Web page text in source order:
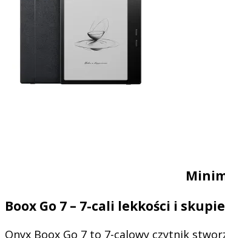
Boox Go 7 – 7-cali lekkości i
Onyx Boox Go 7 to 7-calowy czytnik